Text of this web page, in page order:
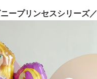
ープリンセスシリーズ／